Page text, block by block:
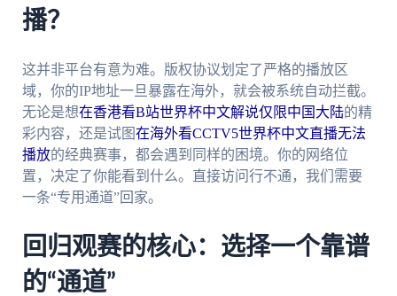
播？
这并非平台有意为难。版权协议划定了严格的播放区
域，你的IP地址一旦暴露在海外，就会被系统自动拦截。
无论是想在香港看B站世界杯中文解说仅限中国大陆的精
彩内容，还是试图在海外看CCTV5世界杯中文直播无法
播放的经典赛事，都会遇到同样的困境。你的网络位
置，决定了你能看到什么。直接访问行不通，我们需要
一条“专用通道”回家。
回归观赛的核心：选择一个靠谱
的“通道”